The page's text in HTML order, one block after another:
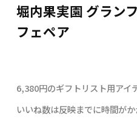
堀内果実園 グラン
フェペア
6,380円のギフトリスト用アイ
いいね数は反映までに時間が